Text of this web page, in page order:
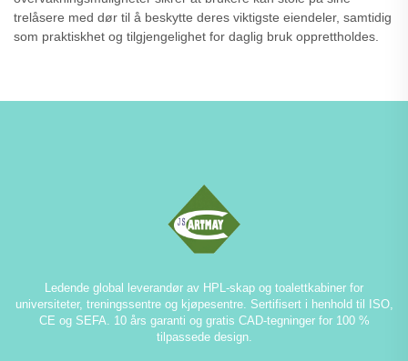
trelåsere med dør til å beskytte deres viktigste eiendeler, samtidig
som praktiskhet og tilgjengelighet for daglig bruk opprettholdes.
Ledende global leverandør av HPL-skap og toalettkabiner for
universiteter, treningssentre og kjøpesentre. Sertifisert i henhold til ISO,
CE og SEFA. 10 års garanti og gratis CAD-tegninger for 100 %
tilpassede design.